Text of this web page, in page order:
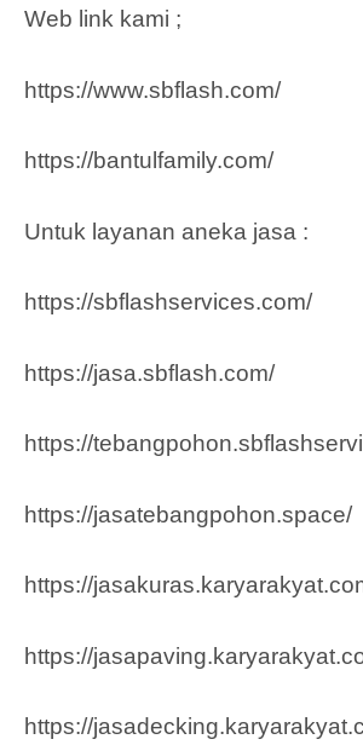
Web link kami ;
https://www.sbflash.com/
https://bantulfamily.com/
Untuk layanan aneka jasa :
https://sbflashservices.com/
https://jasa.sbflash.com/
https://
https://jasatebangpohon.space/
https://
https://
https://